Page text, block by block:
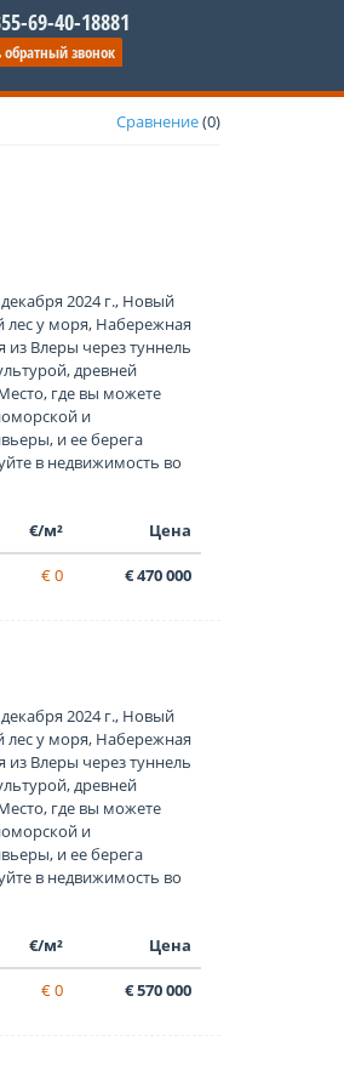
69-40-18881
обратный звонок
Сравнение(0)
2024 г., Новый
лес у моря, Набережная
из Влеры через туннель
древней
где вы можете
и
и ее берега
в недвижимость во
€/м² Цена
€ 0 € 470 000
2024 г., Новый
лес у моря, Набережная
из Влеры через туннель
древней
где вы можете
и
и ее берега
в недвижимость во
€/м² Цена
€ 0 € 570 000